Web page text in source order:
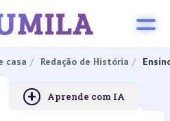
casa Redação de História
+ Aprende com IA